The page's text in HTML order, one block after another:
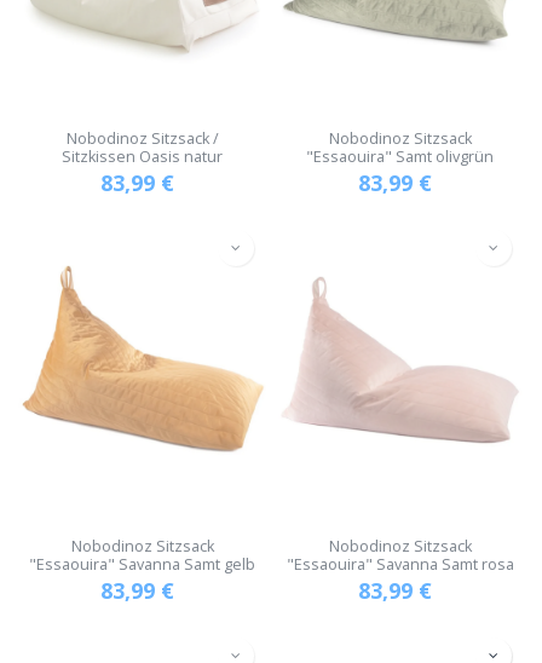
Nobodinoz Sitzsack /
Sitzkissen Oasis natur
83,99 €
Nobodinoz Sitzsack
"Essaouira" Samt olivgrün
83,99 €
Nobodinoz Sitzsack
"Essaouira" Savanna Samt gelb
83,99 €
Nobodinoz Sitzsack
"Essaouira" Savanna Samt rosa
83,99 €